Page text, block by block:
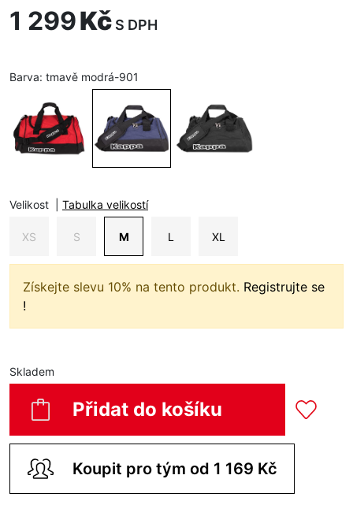
1 299Kč S DPH
Barva: tmavě modrá-901
Velikost Tabulka velikostí
XS S M L XL
Získejte slevu 10% na tento produkt. Registrujte se
!
Skladem
Přidat do košíku
Koupit pro tým od 1 169 Kč